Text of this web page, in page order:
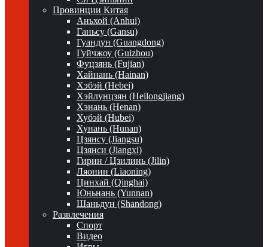
Провинции Китая
Аньхой (Anhui)
Ганьсу (Gansu)
Гуандун (Guangdong)
Гуйчжоу (Guizhou)
Фуцзянь (Fujian)
Хайнань (Hainan)
Хэбэй (Hebei)
Хэйлунцзян (Heilongjiang)
Хэнань (Henan)
Хубэй (Hubei)
Хунань (Hunan)
Цзянсу (Jiangsu)
Цзянси (Jiangxi)
Гирин / Цзилинь (Jilin)
Ляонин (Liaoning)
Цинхай (Qinghai)
Юньнань (Yunnan)
Шаньдун (Shandong)
Развлечения
Спорт
Видео